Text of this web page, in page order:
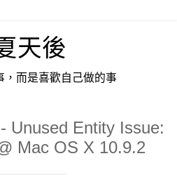
天後
，而是喜歡自己做的事
Unused Entity Issue:
Mac OS X 10.9.2